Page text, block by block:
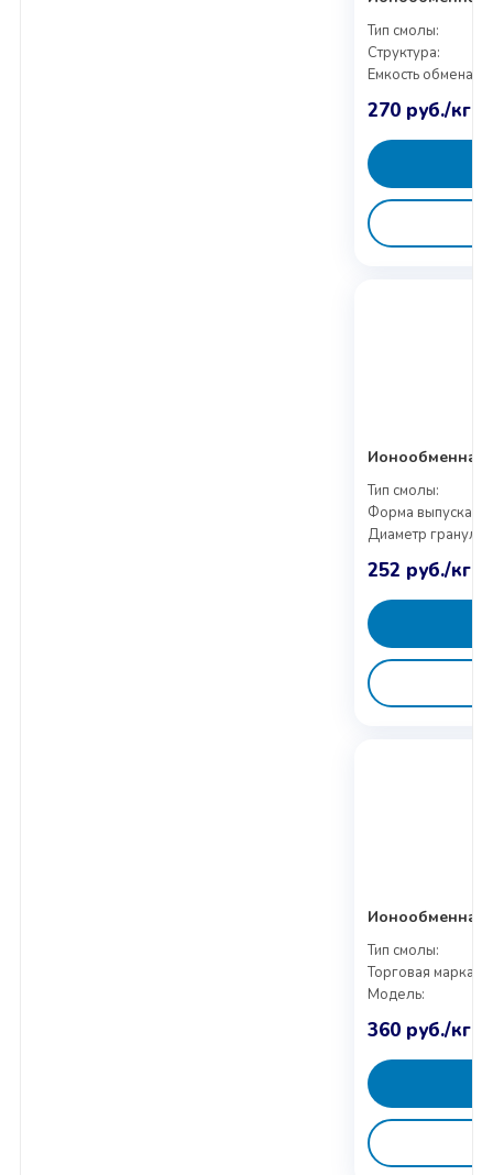
Тип смолы:
Структура:
Емкость обмена:
270 руб./кг
Ионообменная
Тип смолы:
Форма выпуска:
Диаметр гранул:
252 руб./кг
Ионообменная
Тип смолы:
Торговая марка:
Модель:
360 руб./кг